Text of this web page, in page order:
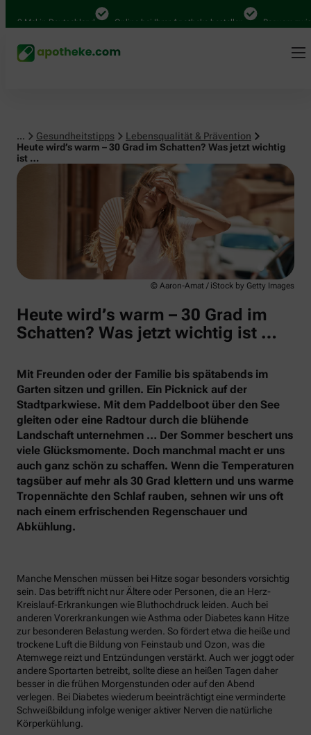
Mal in Deutschland Online bei Ihrer Apotheke bestellen Bequem
... Gesundheitstipps
Lebensqualität & Prävention
Heute wird’s warm – 30 Grad im Schatten? Was jetzt wichtig
ist …
Lebensqualität & Prävention
© Aaron-Amat / iStock by Getty Images
Heute wird’s warm – 30 Grad im
Schatten? Was jetzt wichtig ist …
Mit Freunden oder der Familie bis spätabends im
Garten sitzen und grillen. Ein Picknick auf der
Stadtparkwiese. Mit dem Paddelboot über den See
gleiten oder eine Radtour durch die blühende
Landschaft unternehmen … Der Sommer beschert uns
viele Glücksmomente. Doch manchmal macht er uns
auch ganz schön zu schaffen. Wenn die Temperaturen
tagsüber auf mehr als 30 Grad klettern und uns warme
Tropennächte den Schlaf rauben, sehnen wir uns oft
nach einem erfrischenden Regenschauer und
Abkühlung.
Manche Menschen müssen bei Hitze sogar besonders vorsichtig
sein. Das betrifft nicht nur Ältere oder Personen, die an Herz-
Kreislauf-Erkrankungen wie Bluthochdruck leiden. Auch bei
anderen Vorerkrankungen wie Asthma oder Diabetes kann Hitze
zur besonderen Belastung werden. So fördert etwa die heiße und
trockene Luft die Bildung von Feinstaub und Ozon, was die
Atemwege reizt und Entzündungen verstärkt. Auch wer joggt oder
andere Sportarten betreibt, sollte diese an heißen Tagen daher
besser in die frühen Morgenstunden oder auf den Abend
verlegen. Bei Diabetes wiederum beeinträchtigt eine verminderte
Schweißbildung infolge weniger aktiver Nerven die natürliche
Körperkühlung.